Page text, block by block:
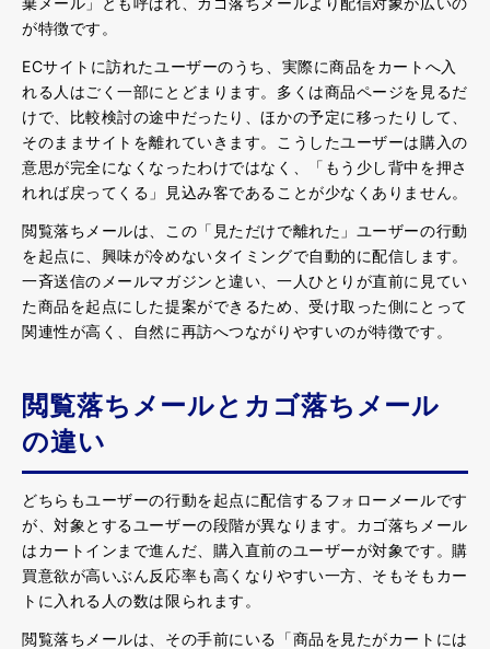
が特徴です。
ECサイトに訪れたユーザーのうち、実際に商品をカートへ入
れる人はごく一部にとどまります。多くは商品ページを見るだ
けで、比較検討の途中だったり、ほかの予定に移ったりして、
そのままサイトを離れていきます。こうしたユーザーは購入の
意思が完全になくなったわけではなく、「もう少し背中を押さ
れれば戻ってくる」見込み客であることが少なくありません。
閲覧落ちメールは、この「見ただけで離れた」ユーザーの行動
を起点に、興味が冷めないタイミングで自動的に配信します。
一斉送信のメールマガジンと違い、一人ひとりが直前に見てい
た商品を起点にした提案ができるため、受け取った側にとって
関連性が高く、自然に再訪へつながりやすいのが特徴です。
閲覧落ちメールとカゴ落ちメール
の違い
どちらもユーザーの行動を起点に配信するフォローメールです
が、対象とするユーザーの段階が異なります。カゴ落ちメール
はカートインまで進んだ、購入直前のユーザーが対象です。購
買意欲が高いぶん反応率も高くなりやすい一方、そもそもカー
トに入れる人の数は限られます。
閲覧落ちメールは、その手前にいる「商品を見たがカートには